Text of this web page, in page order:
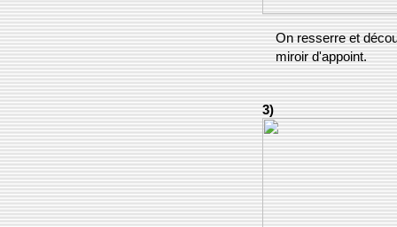
On resserre et
miroir d'appoint.
3)